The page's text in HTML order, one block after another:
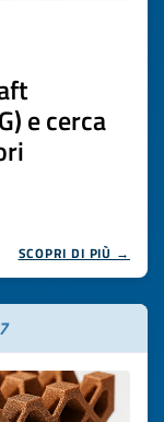
e cerca
SCOPRI DI PIÙ →